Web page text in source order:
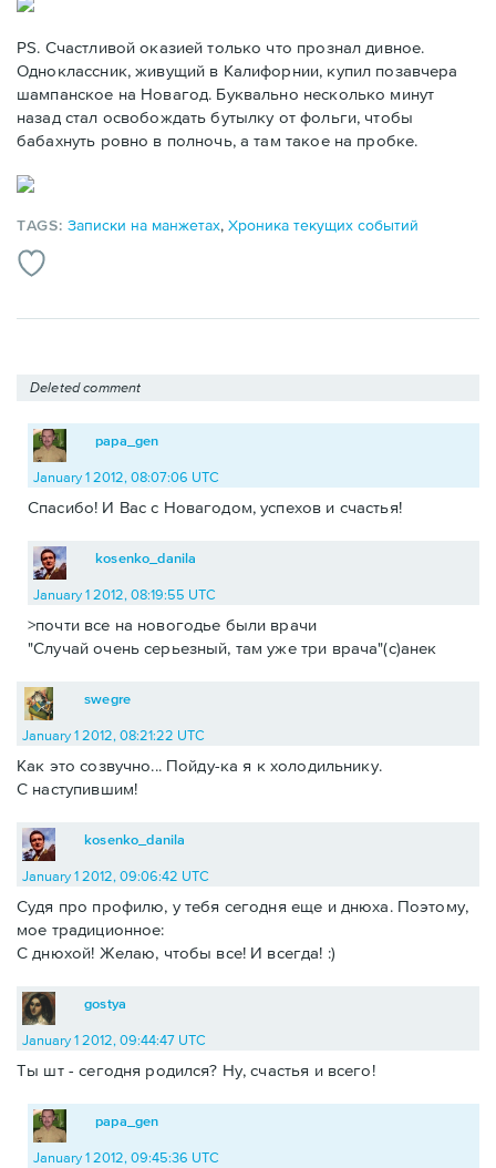
PS. Счастливой оказией только что прознал дивное.
Одноклассник, живущий в Калифорнии, купил позавчера
шампанское на Новагод. Буквально несколько минут
назад стал освобождать бутылку от фольги, чтобы
бабахнуть ровно в полночь, а там такое на пробке.
TAGS:Записки на манжетах,Хроника текущих событий
Deleted comment
papa_gen
January 1 2012, 08:07:06 UTC
Спасибо! И Вас с Новагодом, успехов и счастья!
kosenko_danila
January 1 2012, 08:19:55 UTC
>почти все на новогодье были врачи
"Случай очень серьезный, там уже три врача"(с)анек
swegre
January 1 2012, 08:21:22 UTC
Как это созвучно... Пойду-ка я к холодильнику.
С наступившим!
kosenko_danila
January 1 2012, 09:06:42 UTC
Судя про профилю, у тебя сегодня еще и днюха. Поэтому,
мое традиционное:
С днюхой! Желаю, чтобы все! И всегда! :)
gostya
January 1 2012, 09:44:47 UTC
Ты шт - сегодня родился? Ну, счастья и всего!
papa_gen
January 1 2012, 09:45:36 UTC